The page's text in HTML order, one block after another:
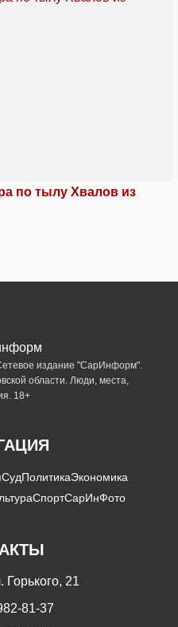
по тылу Хвалов из
издание "СарИнформ".
области. Люди, места,
18+
СудПолитикаЭкономика
СпортСарИнФото
Горького, 21
81-37